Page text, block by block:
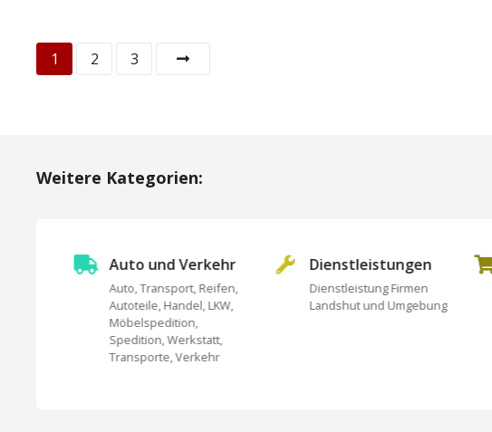
P
t
1 2 3
Weitere Kategorien:
Auto und Verkehr
Auto, Transport, Reifen,
Autoteile, Handel, LKW,
Möbelspedition,
Spedition, Werkstatt,
Transporte, Verkehr
Dienstleistungen
Dienstleistung Firmen
Landshut und Umgebung